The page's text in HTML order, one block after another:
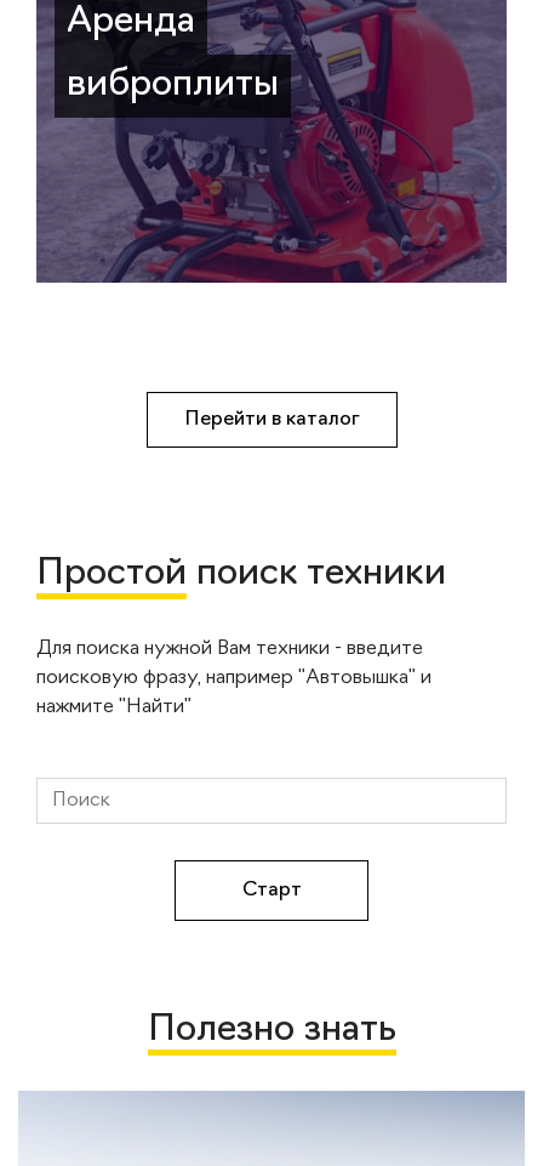
Аренда
виброплиты
Перейти в каталог
Простой поиск техники
Для поиска нужной Вам техники - введите
поисковую фразу, например "Автовышка" и
нажмите "Найти"
Полезно знать